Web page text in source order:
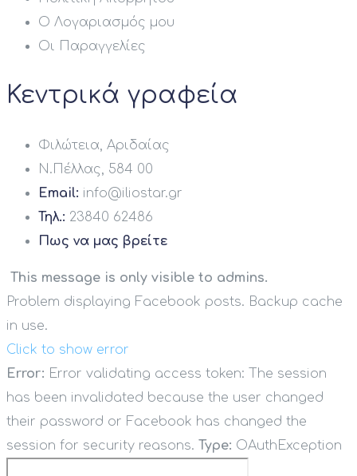
Ο Λογαριασμός μου
Οι Παραγγελίες
Κεντρικά γραφεία
Φιλώτεια, Αριδαίας
Ν.Πέλλας, 584 00
Email: info@iliostar.gr
Τηλ.: 23840 62486
Πως να μας βρείτε
This message is only visible to admins.
Problem displaying Facebook posts. Backup cache
in use.
Click to show error
Error: Error validating access token: The session
has been invalidated because the user changed
their password or Facebook has changed the
session for security reasons. Type: OAuthException